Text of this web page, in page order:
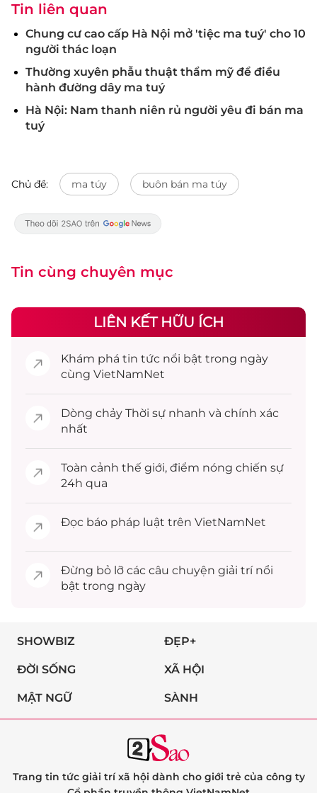
Tin liên quan
Chung cư cao cấp Hà Nội mở 'tiệc ma tuý' cho 10
người thác loạn
Thường xuyên phẫu thuật thẩm mỹ để điều
hành đường dây ma tuý
Hà Nội: Nam thanh niên rủ người yêu đi bán ma
tuý
Chủ đề: ma túy buôn bán ma túy
Tin cùng chuyên mục
LIÊN KẾT HỮU ÍCH
Khám phá tin tức nổi bật trong ngày
cùng VietNamNet
Dòng chảy Thời sự nhanh và chính xác
nhất
Toàn cảnh thế giới, điểm nóng chiến sự
24h qua
Đọc báo pháp luật trên VietNamNet
Đừng bỏ lỡ các câu chuyện giải trínổi
bật trong ngày
SHOWBIZ ĐẸP+
ĐỜI SỐNG XÃ HỘI
MẬT NGỮ SÀNH
Trang tin tức giải trí xã hội dành cho giới trẻ của công ty